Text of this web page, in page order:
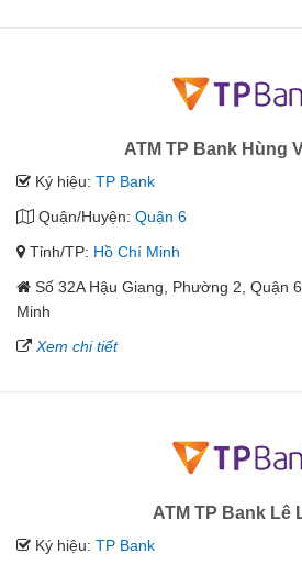
ATM TP Bank Hùng
Ký hiệu: TP Bank
Quận/Huyện: Quận 6
Tỉnh/TP: Hồ Chí Minh
Số 32A Hậu Giang, Phường 2, Quận
Minh
Xem chi tiết
ATM TP Bank Lê
Ký hiệu: TP Bank